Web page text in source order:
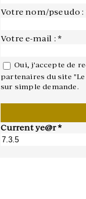
Votre nom/pseudo :
Votre e-mail : *
Oui, j'accepte de
partenaires du site
sur simple demande.
Current ye@r*